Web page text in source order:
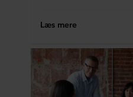
Læs mere